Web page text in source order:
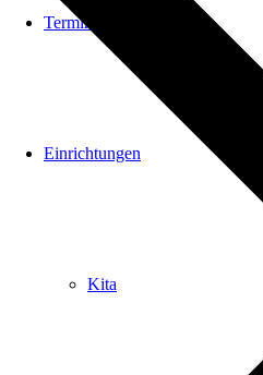
Termine
Einrichtungen
Kita